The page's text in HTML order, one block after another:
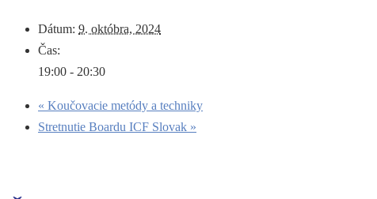
Dátum: 9. októbra, 2024
Čas:
19:00 - 20:30
« Koučovacie metódy a techniky
Stretnutie Boardu ICF Slovak »